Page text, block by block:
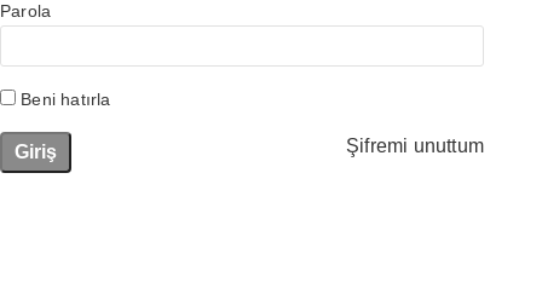
Parola
Beni hatırla
Şifremi unuttum